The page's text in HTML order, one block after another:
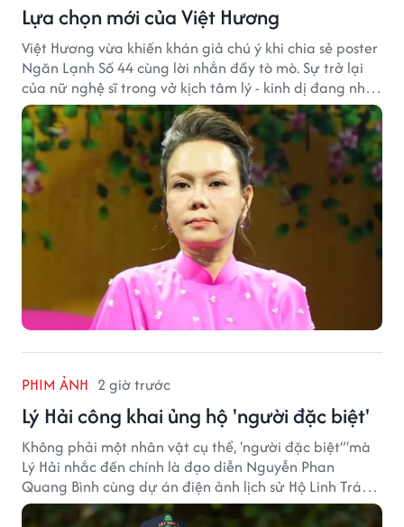
Lựa chọn mới của Việt Hương
Việt Hương vừa khiến khán giả chú ý khi chia sẻ poster
Ngăn Lạnh Số 44 cùng lời nhắn đầy tò mò. Sự trở lại
của nữ nghệ sĩ trong vở kịch tâm lý - kinh dị đang nhận
được nhiều quan tâm từ công chúng.
PHIM ẢNH 2 giờ trước
Lý Hải công khai ủng hộ 'người đặc biệt'
Không phải một nhân vật cụ thể, 'người đặc biệt”'mà
Lý Hải nhắc đến chính là đạo diễn Nguyễn Phan
Quang Bình cùng dự án điện ảnh lịch sử Hộ Linh Tráng
Sĩ: Bí Ẩn Mộ Vua Đinh.